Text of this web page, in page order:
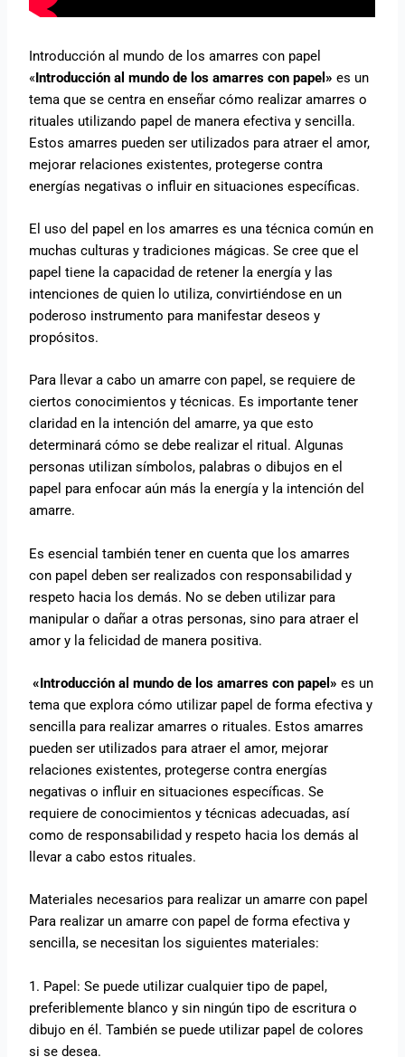
Introducción al mundo de los amarres con papel
«Introducción al mundo de los amarres con papel» es un
tema que se centra en enseñar cómo realizar amarres o
rituales utilizando papel de manera efectiva y sencilla.
Estos amarres pueden ser utilizados para atraer el amor,
mejorar relaciones existentes, protegerse contra
energías negativas o influir en situaciones específicas.
El uso del papel en los amarres es una técnica común en
muchas culturas y tradiciones mágicas. Se cree que el
papel tiene la capacidad de retener la energía y las
intenciones de quien lo utiliza, convirtiéndose en un
poderoso instrumento para manifestar deseos y
propósitos.
Para llevar a cabo un amarre con papel, se requiere de
ciertos conocimientos y técnicas. Es importante tener
claridad en la intención del amarre, ya que esto
determinará cómo se debe realizar el ritual. Algunas
personas utilizan símbolos, palabras o dibujos en el
papel para enfocar aún más la energía y la intención del
amarre.
Es esencial también tener en cuenta que los amarres
con papel deben ser realizados con responsabilidad y
respeto hacia los demás. No se deben utilizar para
manipular o dañar a otras personas, sino para atraer el
amor y la felicidad de manera positiva.
«Introducción al mundo de los amarres con papel» es un
tema que explora cómo utilizar papel de forma efectiva y
sencilla para realizar amarres o rituales. Estos amarres
pueden ser utilizados para atraer el amor, mejorar
relaciones existentes, protegerse contra energías
negativas o influir en situaciones específicas. Se
requiere de conocimientos y técnicas adecuadas, así
como de responsabilidad y respeto hacia los demás al
llevar a cabo estos rituales.
Materiales necesarios para realizar un amarre con papel
Para realizar un amarre con papel de forma efectiva y
sencilla, se necesitan los siguientes materiales:
1. Papel: Se puede utilizar cualquier tipo de papel,
preferiblemente blanco y sin ningún tipo de escritura o
dibujo en él. También se puede utilizar papel de colores
si se desea.